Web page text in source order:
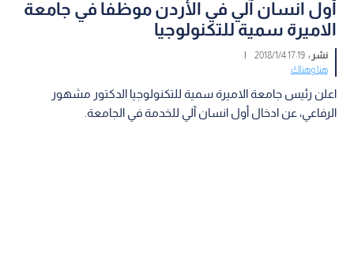
أول انسان آلي في الأردن موظفا في جامعة
الاميرة سمية للتكنولوجيا
نشر :17:19 2018/1/4
|
هنا وهناك
اعلن رئيس جامعة الاميرة سمية للتكنولوجيا الدكتور مشهور
الرفاعي، عن ادخال أول انسان آلي للخدمة في الجامعة.